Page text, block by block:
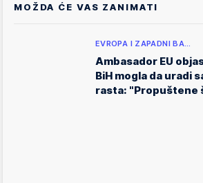
MOŽDA ĆE VAS ZANIMATI
EVROPA I ZAPADNI BA…
Ambasador EU
BiH mogla da uradi
rasta: "Propuštene